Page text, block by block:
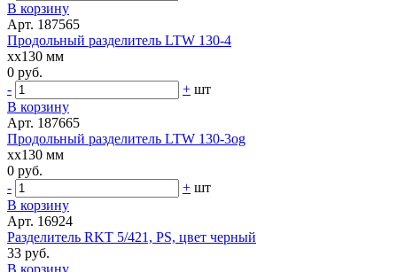
В корзину
Арт. 187565
Продольный разделитель LTW 130-4
xx130 мм
0 руб.
-
+ шт
В корзину
Арт. 187665
Продольный разделитель LTW 130-3og
xx130 мм
0 руб.
-
+ шт
В корзину
Арт. 16924
Разделитель RKT 5/421, PS, цвет черный
33 руб.